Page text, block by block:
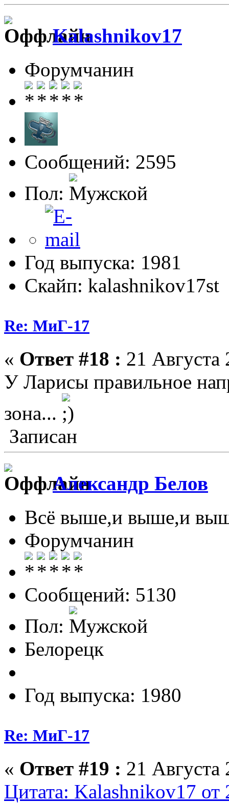
Kalashnikov17
Форумчанин
Сообщений: 2595
Пол:
Год выпуска: 1981
Скайп: kalashnikov17st
Re: МиГ-17
« Ответ #18 : 21 Августа
У Ларисы правильное
зона...
Записан
Александр Белов
Всё выше,и выше,и
Форумчанин
Сообщений: 5130
Пол:
Белорецк
Год выпуска: 1980
Re: МиГ-17
« Ответ #19 : 21 Августа
Цитата: Kalashnikov17 от